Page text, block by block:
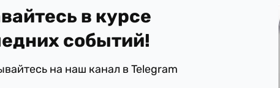
в курсе
событий!
на наш канал в Telegram